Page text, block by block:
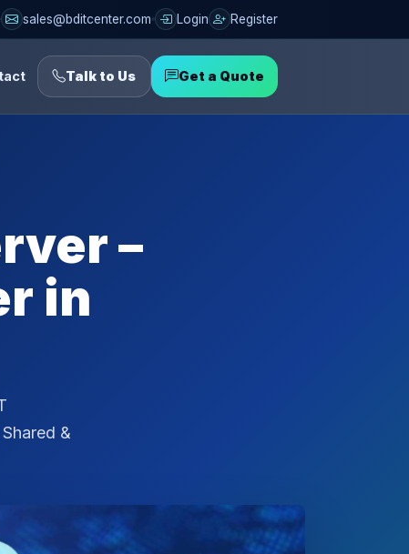
sales@bditcenter.com Login Register
Talk to Us Get a Quote
–
in
&